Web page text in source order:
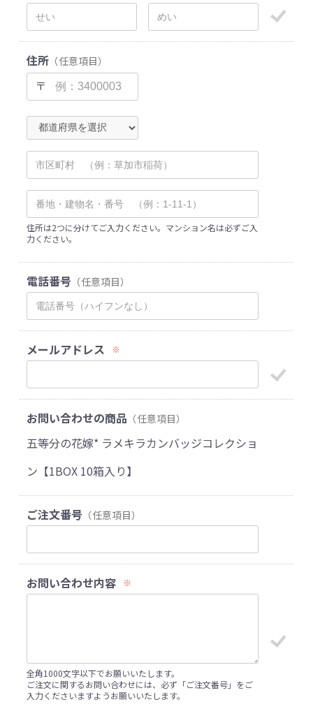
住所 （任意項目）
〒
住所は2つに分けてご入力ください。マンション名は必ずご入
力ください。
電話番号 （任意項目）
メールアドレス ※
お問い合わせの商品 （任意項目）
五等分の花嫁* ラメキラカンバッジコレクショ
ン【1BOX 10箱入り】
ご注文番号 （任意項目）
お問い合わせ内容 ※
全角1000文字以下でお願いいたします。
ご注文に関するお問い合わせには、必ず「ご注文番号」をご
入力くださいますようお願いいたします。